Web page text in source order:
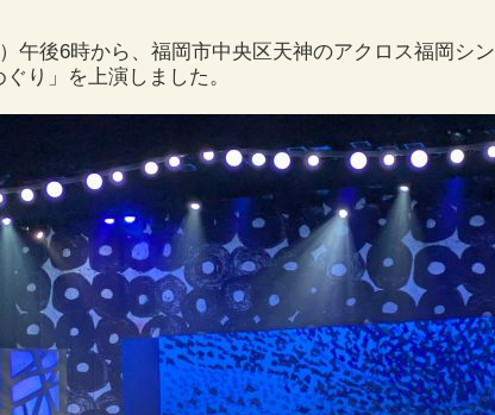
午後6時から、福岡市中央区天神のアクロス福岡シ
ぐり」を上演しました。